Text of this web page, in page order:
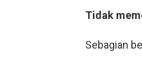
Tidak
Sebagian